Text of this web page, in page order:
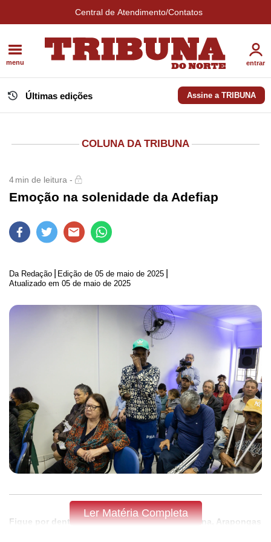
Central de Atendimento/Contatos
menu entrar
Últimas edições Assine a TRIBUNA
COLUNA DA TRIBUNA
4min de leitura -
Emoção na solenidade da Adefiap
Da Redação Edição de 05 de maio de 2025
Atualizado em 05 de maio de 2025
Fique por dentro do que acontece em Apucarana, Arapongas
Ler Matéria Completa